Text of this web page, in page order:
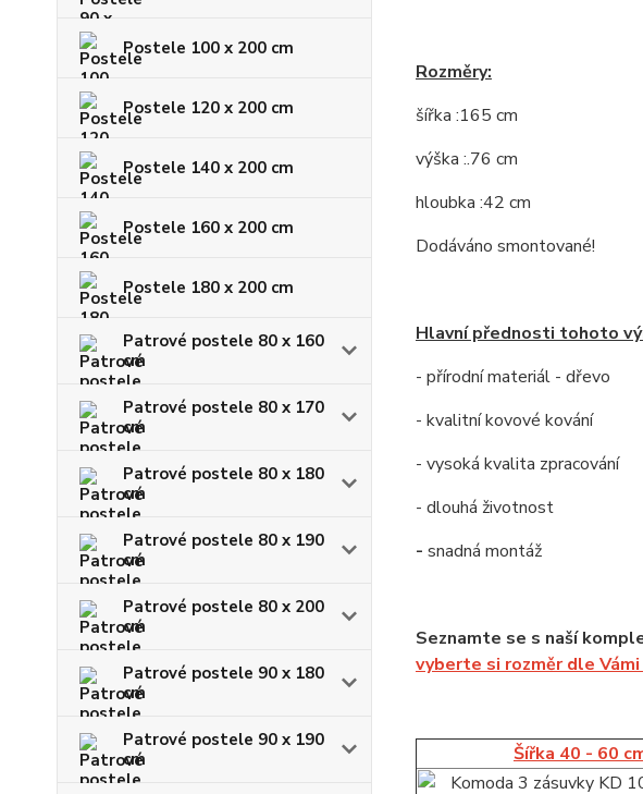
Postele 100 x 200 cm
Postele 120 x 200 cm
Postele 140 x 200 cm
Postele 160 x 200 cm
Postele 180 x 200 cm
Patrové postele 80 x 160
cm
Patrové postele 80 x 170
cm
Patrové postele 80 x 180
cm
Patrové postele 80 x 190
cm
Patrové postele 80 x 200
cm
Patrové postele 90 x 180
cm
Patrové postele 90 x 190
cm
Rozměry:
šířka :165 cm
výška :.76 cm
hloubka :42 cm
Dodáváno smontované!
Hlavní přednosti tohoto
- přírodní materiál - dřevo
- kvalitní kovové kování
- vysoká kvalita zpracování
- dlouhá životnost
- snadná montáž
Seznamte se s naší
vyberte si rozměr dle
Šířka 40 - 60